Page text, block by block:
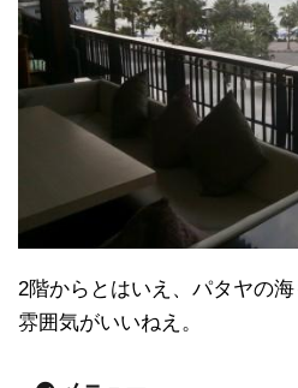
2階からとはいえ、パタヤの海
雰囲気がいいねえ。